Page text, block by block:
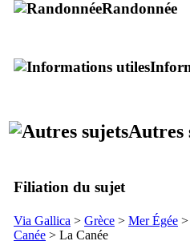
Randonnée
Autres
Filiation du sujet
Via Gallica > Grèce > Mer Égée >
Canée > La Canée